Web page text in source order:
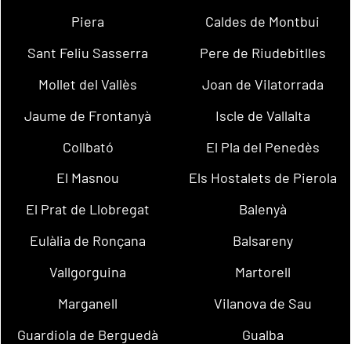
Piera
Caldes de Montbui
Sant Feliu Sasserra
Pere de Riudebitlles
Mollet del Vallès
Joan de Vilatorrada
Jaume de Frontanyà
Iscle de Vallalta
Collbató
El Pla del Penedès
El Masnou
Els Hostalets de Pierola
El Prat de Llobregat
Balenyà
Eulàlia de Ronçana
Balsareny
Vallgorguina
Martorell
Marganell
Vilanova de Sau
Guardiola de Berguedà
Gualba